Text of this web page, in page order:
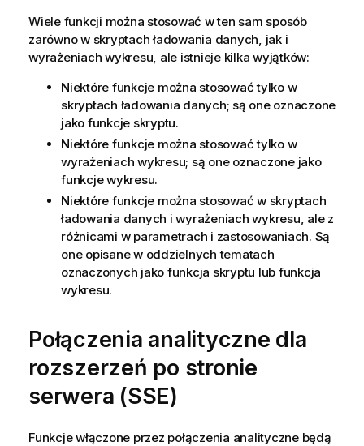
Wiele funkcji można stosować w ten sam sposób
zarówno w skryptach ładowania danych, jak i
wyrażeniach wykresu, ale istnieje kilka wyjątków:
Niektóre funkcje można stosować tylko w
skryptach ładowania danych; są one oznaczone
jako funkcje skryptu.
Niektóre funkcje można stosować tylko w
wyrażeniach wykresu; są one oznaczone jako
funkcje wykresu.
Niektóre funkcje można stosować w skryptach
ładowania danych i wyrażeniach wykresu, ale z
różnicami w parametrach i zastosowaniach. Są
one opisane w oddzielnych tematach
oznaczonych jako funkcja skryptu lub funkcja
wykresu.
Połączenia analityczne dla
rozszerzeń po stronie
serwera (SSE)
Funkcje włączone przez połączenia analityczne będą